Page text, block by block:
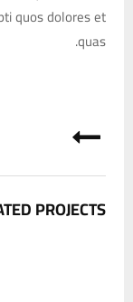
quos dolores et
quas.
PROJECTS